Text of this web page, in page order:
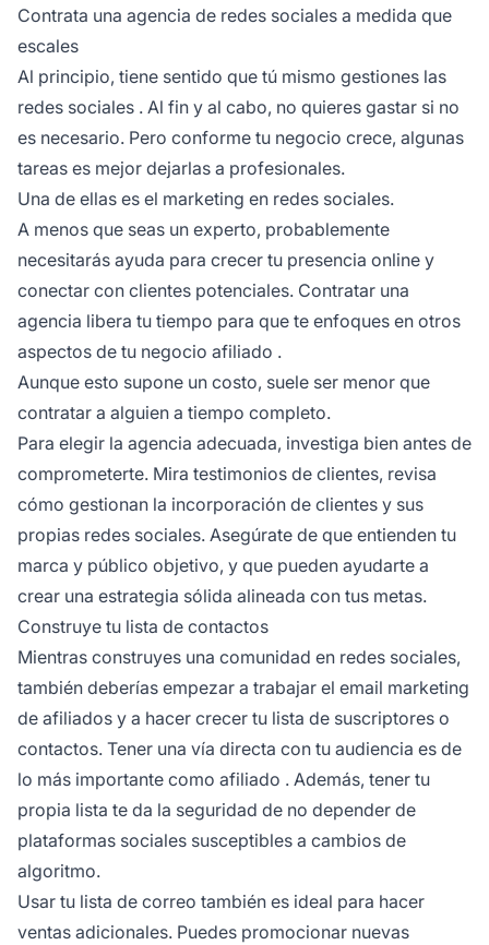
Contrata una agencia de redes sociales a medida que
escales
Al principio, tiene sentido que tú mismo gestiones las
redes sociales . Al fin y al cabo, no quieres gastar si no
es necesario. Pero conforme tu negocio crece, algunas
tareas es mejor dejarlas a profesionales.
Una de ellas es el marketing en redes sociales.
A menos que seas un experto, probablemente
necesitarás ayuda para crecer tu presencia online y
conectar con clientes potenciales. Contratar una
agencia libera tu tiempo para que te enfoques en otros
aspectos de tu negocio afiliado .
Aunque esto supone un costo, suele ser menor que
contratar a alguien a tiempo completo.
Para elegir la agencia adecuada, investiga bien antes de
comprometerte. Mira testimonios de clientes, revisa
cómo gestionan la incorporación de clientes y sus
propias redes sociales. Asegúrate de que entienden tu
marca y público objetivo, y que pueden ayudarte a
crear una estrategia sólida alineada con tus metas.
Construye tu lista de contactos
Mientras construyes una comunidad en redes sociales,
también deberías empezar a trabajar el email marketing
de afiliados y a hacer crecer tu lista de suscriptores o
contactos. Tener una vía directa con tu audiencia es de
lo más importante como afiliado . Además, tener tu
propia lista te da la seguridad de no depender de
plataformas sociales susceptibles a cambios de
algoritmo.
Usar tu lista de correo también es ideal para hacer
ventas adicionales. Puedes promocionar nuevas